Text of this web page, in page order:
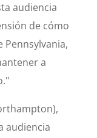
audiencia
de cómo
a
audiencia